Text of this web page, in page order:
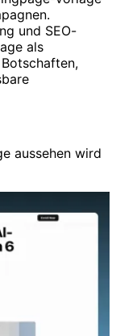
und SEO-
als
aussehen wird